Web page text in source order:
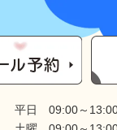
平日 09:00～